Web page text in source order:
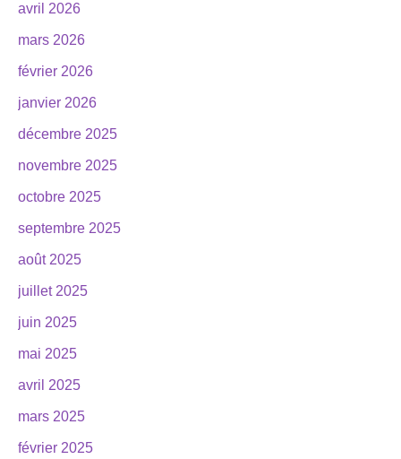
avril 2026
mars 2026
février 2026
janvier 2026
décembre 2025
novembre 2025
octobre 2025
septembre 2025
août 2025
juillet 2025
juin 2025
mai 2025
avril 2025
mars 2025
février 2025